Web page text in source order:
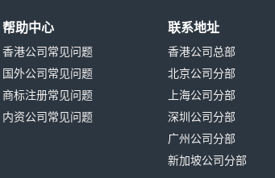
帮助中心
香港公司常见问题
国外公司常见问题
商标注册常见问题
内资公司常见问题
联系地址
香港公司总部
北京公司分部
上海公司分部
深圳公司分部
广州公司分部
新加坡公司分部